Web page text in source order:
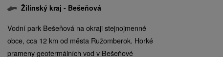
Žilinský kraj - Bešeňová
Vodní park Bešeňová na okraji stejnojmenné
obce, cca 12 km od města Ružomberok. Horké
prameny geotermálních vod v Bešeňové